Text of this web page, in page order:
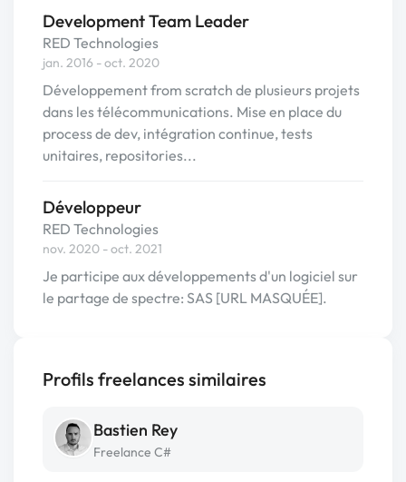
Development Team Leader
RED Technologies
jan. 2016 - oct. 2020
Développement from scratch de plusieurs projets
dans les télécommunications. Mise en place du
process de dev, intégration continue, tests
unitaires, repositories...
Développeur
RED Technologies
nov. 2020 - oct. 2021
Je participe aux développements d'un logiciel sur
le partage de spectre: SAS [URL MASQUÉE].
Profils freelances similaires
Bastien Rey
Freelance C#